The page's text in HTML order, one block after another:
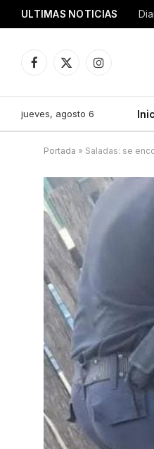
ULTIMAS NOTICIAS
Facebook
X
Instagram
jueves, agosto 6
Portada » Saladas: se